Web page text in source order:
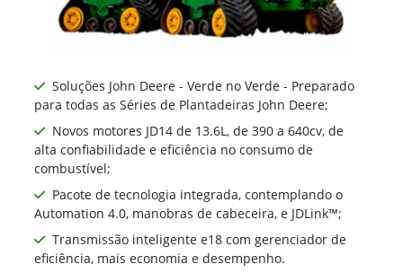
Soluções John Deere - Verde no Verde - Preparado
para todas as Séries de Plantadeiras John Deere;
Novos motores JD14 de 13.6L, de 390 a 640cv, de
alta confiabilidade e eficiência no consumo de
combustível;
Pacote de tecnologia integrada, contemplando o
Automation 4.0, manobras de cabeceira, e JDLink™;
Transmissão inteligente e18 com gerenciador de
eficiência, mais economia e desempenho.